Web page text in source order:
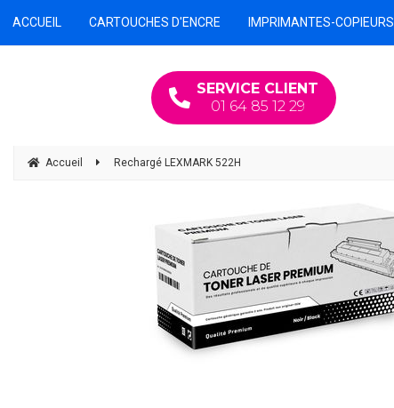
SERVICE CLIENT
01 64 85 12 29
ACCUEIL CARTOUCHES D'ENCRE IMPRIMANTES-COPIEURS
Accueil Rechargé LEXMARK 522H